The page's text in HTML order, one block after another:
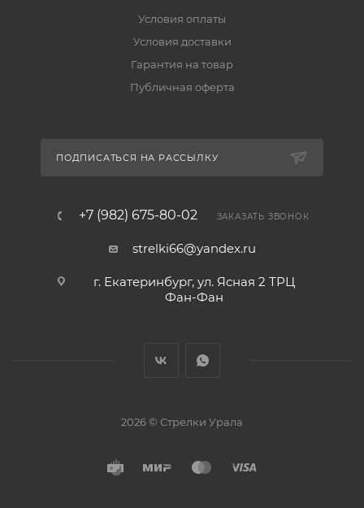
Условия оплаты
Условия доставки
Гарантия на товар
Публичная оферта
ПОДПИСАТЬСЯ НА РАССЫЛКУ
+7 (982) 675-80-02 ЗАКАЗАТЬ ЗВОНОК
strelki66@yandex.ru
г. Екатеринбург, ул. Ясная 2 ТРЦ
Фан-Фан
2026 © Стрелки Урала